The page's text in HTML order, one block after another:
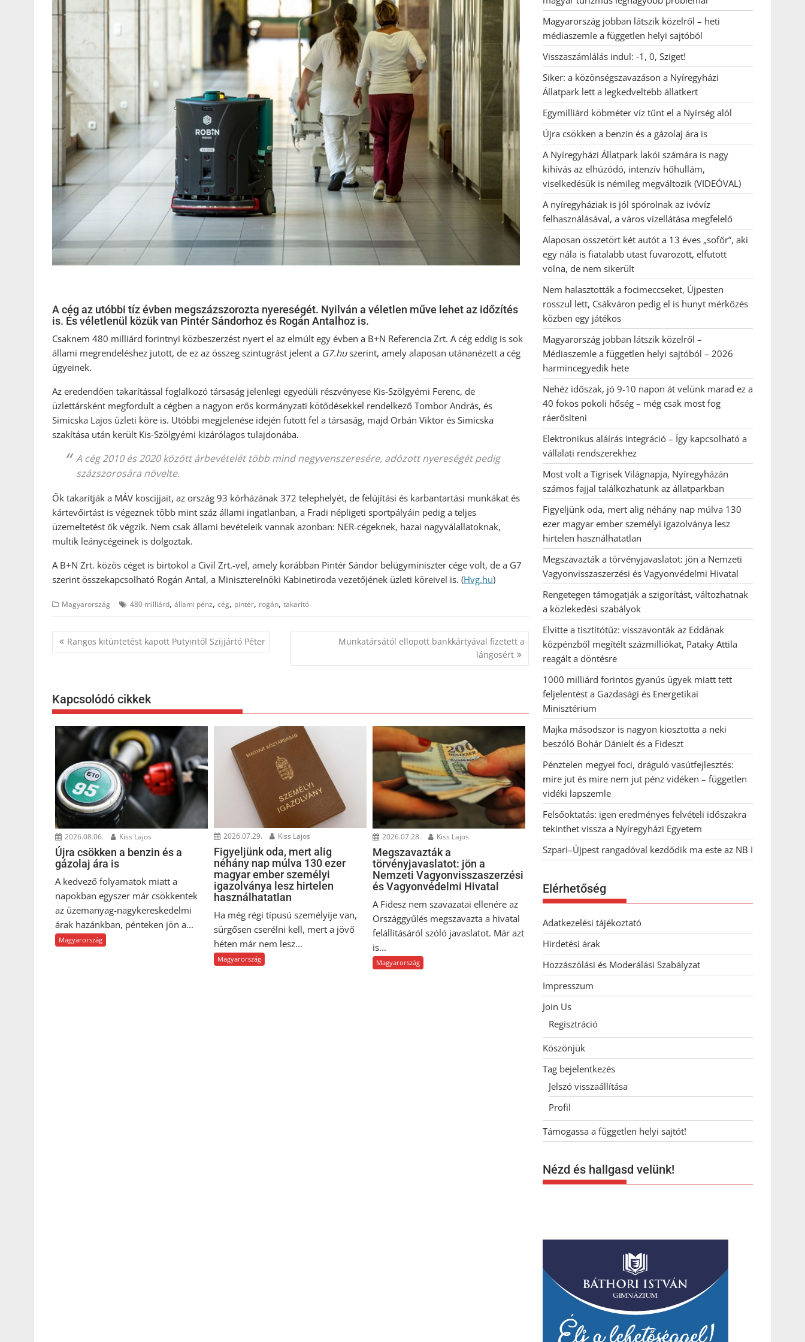
A cég az utóbbi tíz évben megszázszorozta nyereségét. Nyilván a véletlen műve lehet az időzítés
is. És véletlenül közük van Pintér Sándorhoz és Rogán Antalhoz is.
Csaknem 480 milliárd forintnyi közbeszerzést nyert el az elmúlt egy évben a B+N Referencia Zrt. A cég eddig is sok
állami megrendeléshez jutott, de ez az összeg szintugrást jelent a G7.huszerint, amely alaposan utánanézett a cég
ügyeinek.
Az eredendően takarítással foglalkozó társaság jelenlegi egyedüli részvényese Kis-Szölgyémi Ferenc, de
üzlettársként megfordult a cégben a nagyon erős kormányzati kötődésekkel rendelkező Tombor András, és
Simicska Lajos üzleti köre is. Utóbbi megjelenése idején futott fel a társaság, majd Orbán Viktor és Simicska
szakítása után került Kis-Szölgyémi kizárólagos tulajdonába.
A cég 2010 és 2020 között árbevételét több mind negyvenszeresére, adózott nyereségét pedig
százszorosára növelte.
Ők takarítják a MÁV koscijjait, az ország 93 kórházának 372 telephelyét, de felújítási és karbantartási munkákat és
kártevőirtást is végeznek több mint száz állami ingatlanban, a Fradi népligeti sportpályáin pedig a teljes
üzemeltetést ők végzik. Nem csak állami bevételeik vannak azonban: NER-cégeknek, hazai nagyválallatoknak,
multik leánycégeinek is dolgoztak.
A B+N Zrt. közös céget is birtokol a Civil Zrt.-vel, amely korábban Pintér Sándor belügyminiszter cége volt, de a G7
szerint összekapcsolható Rogán Antal, a Miniszterelnöki Kabinetiroda vezetőjének üzleti köreivel is. (Hvg.hu)
Magyarország 480 milliárd, állami pénz, cég, pintér, rogán, takarító
Bejegyzés
navigáció
Rangos kitüntetést kapott Putyintól Szijjártó Péter
Munkatársától ellopott bankkártyával fizetett a
lángosért
Kapcsolódó cikkek
2026.08.06. Kiss Lajos
Újra csökken a benzin és a
gázolaj ára is
A kedvező folyamatok miatt a
napokban egyszer már csökkentek
az üzemanyag-nagykereskedelmi
árak hazánkban, pénteken jön a...
Magyarország
2026.07.29. Kiss Lajos
Figyeljünk oda, mert alig
néhány nap múlva 130 ezer
magyar ember személyi
igazolványa lesz hirtelen
használhatatlan
Ha még régi típusú személyije van,
sürgősen cserélni kell, mert a jövő
héten már nem lesz...
Magyarország
2026.07.28. Kiss Lajos
Megszavazták a
törvényjavaslatot: jön a
Nemzeti Vagyonvisszaszerzési
és Vagyonvédelmi Hivatal
A Fidesz nem szavazatai ellenére az
Országgyűlés megszavazta a hivatal
felállításáról szóló javaslatot. Már azt
is...
Magyarország
Magyarország jobban látszik közelről – heti
médiaszemle a független helyi sajtóból
Visszaszámlálás indul: -1, 0, Sziget!
Siker: a közönségszavazáson a Nyíregyházi
Állatpark lett a legkedveltebb állatkert
Egymilliárd köbméter víz tűnt el a Nyírség alól
Újra csökken a benzin és a gázolaj ára is
A Nyíregyházi Állatpark lakói számára is nagy
kihívás az elhúzódó, intenzív hőhullám,
viselkedésük is némileg megváltozik (VIDEÓVAL)
A nyíregyháziak is jól spórolnak az ivóvíz
felhasználásával, a város vízellátása megfelelő
Alaposan összetört két autót a 13 éves „sofőr”, aki
egy nála is fiatalabb utast fuvarozott, elfutott
volna, de nem sikerült
Nem halasztották a focimeccseket, Újpesten
rosszul lett, Csákváron pedig el is hunyt mérkőzés
közben egy játékos
Magyarország jobban látszik közelről –
Médiaszemle a független helyi sajtóból – 2026
harmincegyedik hete
Nehéz időszak, jó 9-10 napon át velünk marad ez a
40 fokos pokoli hőség – még csak most fog
ráerősíteni
Elektronikus aláírás integráció – Így kapcsolható a
vállalati rendszerekhez
Most volt a Tigrisek Világnapja, Nyíregyházán
számos fajjal találkozhatunk az állatparkban
Figyeljünk oda, mert alig néhány nap múlva 130
ezer magyar ember személyi igazolványa lesz
hirtelen használhatatlan
Megszavazták a törvényjavaslatot: jön a Nemzeti
Vagyonvisszaszerzési és Vagyonvédelmi Hivatal
Rengetegen támogatják a szigorítást, változhatnak
a közlekedési szabályok
Elvitte a tisztítótűz: visszavonták az Eddának
közpénzből megítélt százmilliókat, Pataky Attila
reagált a döntésre
1000 milliárd forintos gyanús ügyek miatt tett
feljelentést a Gazdasági és Energetikai
Minisztérium
Majka másodszor is nagyon kiosztotta a neki
beszóló Bohár Dánielt és a Fideszt
Pénztelen megyei foci, dráguló vasútfejlesztés:
mire jut és mire nem jut pénz vidéken – független
vidéki lapszemle
Felsőoktatás: igen eredményes felvételi időszakra
tekinthet vissza a Nyíregyházi Egyetem
Szpari–Újpest rangadóval kezdődik ma este az NB I
Elérhetőség
Adatkezelési tájékoztató
Hirdetési árak
Hozzászólási és Moderálási Szabályzat
Impresszum
Join Us
Regisztráció
Köszönjük
Tag bejelentkezés
Jelszó visszaállítása
Profil
Támogassa a független helyi sajtót!
Nézd és hallgasd velünk!